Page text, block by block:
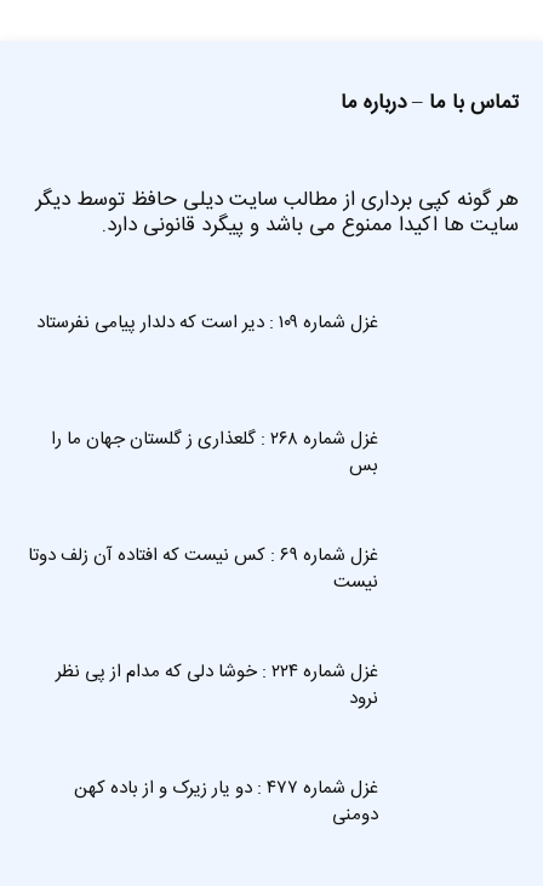
تماس با ما –درباره ما
هر گونه کپی برداری از مطالب سایت دیلی حافظ توسط دیگر
سایت ها اکیدا ممنوع می باشد و پیگرد قانونی دارد.
غزل شماره ۱۰۹ : دیر است که دلدار پیامی نفرستاد
غزل شماره ۲۶۸ : گلعذاری ز گلستان جهان ما را
بس
غزل شماره ۶۹ : کس نیست که افتاده آن زلف دوتا
نیست
غزل شماره ۲۲۴ : خوشا دلی که مدام از پی نظر
نرود
غزل شماره ۴۷۷ : دو یار زیرک و از باده کهن
دومنی